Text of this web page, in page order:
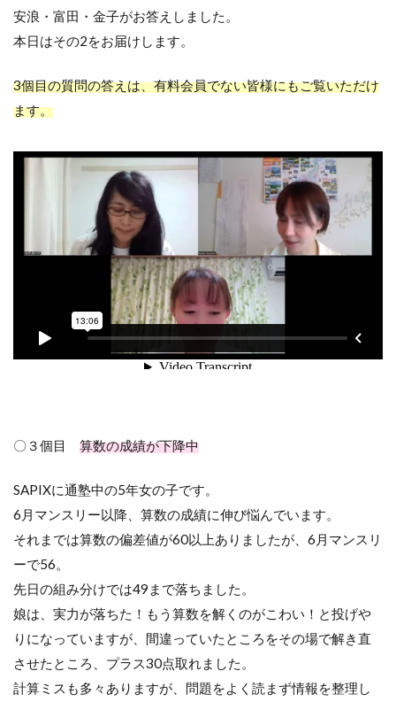
安浪・富田・金子がお答えしました。
本日はその2をお届けします。
3個目の質問の答えは、有料会員でない皆様にもご覧いただけ
ます。
〇３個目 算数の成績が下降中
SAPIXに通塾中の5年女の子です。
6月マンスリー以降、算数の成績に伸び悩んでいます。
それまでは算数の偏差値が60以上ありましたが、6月マンスリ
ーで56。
先日の組み分けでは49まで落ちました。
娘は、実力が落ちた！もう算数を解くのがこわい！と投げや
りになっていますが、間違っていたところをその場で解き直
させたところ、プラス30点取れました。
計算ミスも多々ありますが、問題をよく読まず情報を整理し